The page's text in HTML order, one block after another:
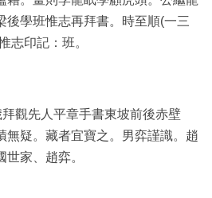
後學班惟志再拜書。時至順(一三
志印記：班。
觀先人平章手書東坡前後赤壁
無疑。藏者宜寶之。男弈謹識。趙
家、趙弈。